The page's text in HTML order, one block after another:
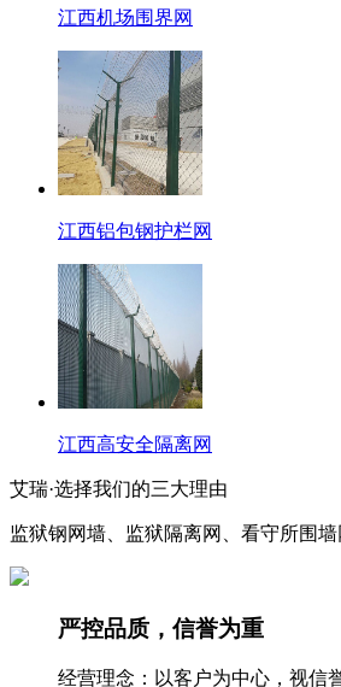
江西机场围界网
江西铝包钢护栏网
江西高安全隔离网
艾瑞·选择我们的三大理由
监狱钢网墙、监狱隔离网、看守所围
严控品质，信誉为重
经营理念：以客户为中心，视信